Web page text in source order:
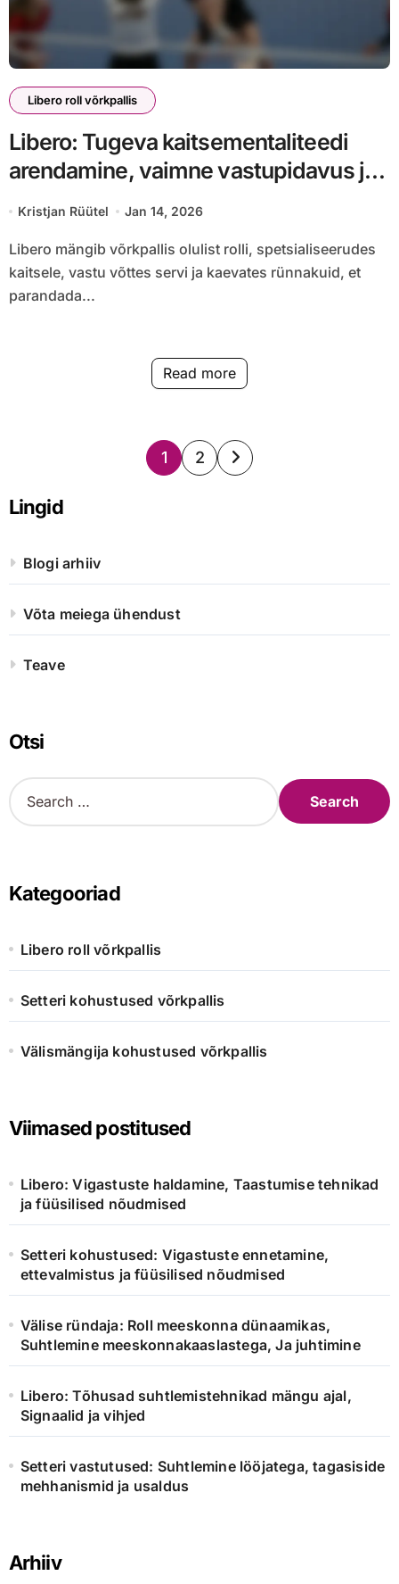
Libero roll võrkpallis
Libero: Tugeva kaitsementaliteedi
arendamine, vaimne vastupidavus ja
keskendumine
Kristjan Rüütel Jan 14, 2026
Libero mängib võrkpallis olulist rolli, spetsialiseerudes
kaitsele, vastu võttes servi ja kaevates rünnakuid, et
parandada...
Read more
Posts
1 2
Lingid
Blogi arhiiv
Võta meiega ühendust
Teave
Otsi
S
e
h
f
r
Kategooriad
Libero roll võrkpallis
Setteri kohustused võrkpallis
Välismängija kohustused võrkpallis
Viimased postitused
Libero: Vigastuste haldamine, Taastumise tehnikad
ja füüsilised nõudmised
Setteri kohustused: Vigastuste ennetamine,
ettevalmistus ja füüsilised nõudmised
Välise ründaja: Roll meeskonna dünaamikas,
Suhtlemine meeskonnakaaslastega, Ja juhtimine
Libero: Tõhusad suhtlemistehnikad mängu ajal,
Signaalid ja vihjed
Setteri vastutused: Suhtlemine lööjatega, tagasiside
mehhanismid ja usaldus
Arhiiv